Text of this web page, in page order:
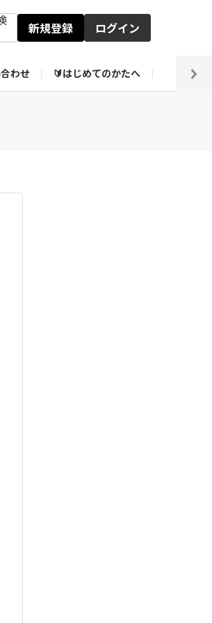
新規登録 ログイン
わせ 🔰はじめてのかたへ 編集